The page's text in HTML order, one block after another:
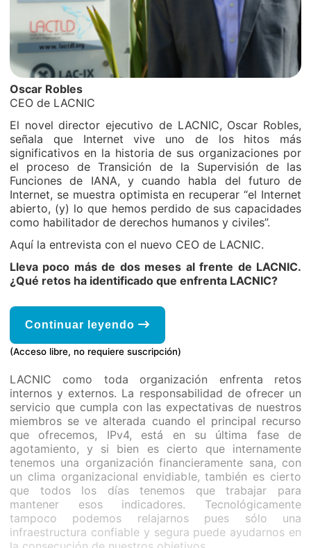
Oscar Robles
CEO de LACNIC
El novel director ejecutivo de LACNIC, Oscar Robles,
señala que Internet vive uno de los hitos más
significativos en la historia de sus organizaciones por
el proceso de Transición de la Supervisión de las
Funciones de IANA, y cuando habla del futuro de
Internet, se muestra optimista en recuperar “el Internet
abierto, (y) lo que hemos perdido de sus capacidades
como habilitador de derechos humanos y civiles”.
Aquí la entrevista con el nuevo CEO de LACNIC.
Lleva poco más de dos meses al frente de LACNIC.
¿Qué retos ha identificado que enfrenta LACNIC?
Continuar leyendo
(Acceso libre, no requiere suscripción)
LACNIC como toda organización enfrenta retos
internos y externos. La responsabilidad de ofrecer un
servicio que cumpla con las expectativas de nuestros
miembros se ve alterada cuando el principal recurso
que ofrecemos, IPv4, está en su última fase de
agotamiento, y si bien es cierto que internamente
tenemos una organización financieramente sana, con
un clima organizacional envidiable, también es cierto
que todos los días tenemos que trabajar para
mantener esos indicadores. Tecnológicamente
tampoco podemos relajarnos pues sólo una
infraestructura confiable y segura puede ayudarnos en